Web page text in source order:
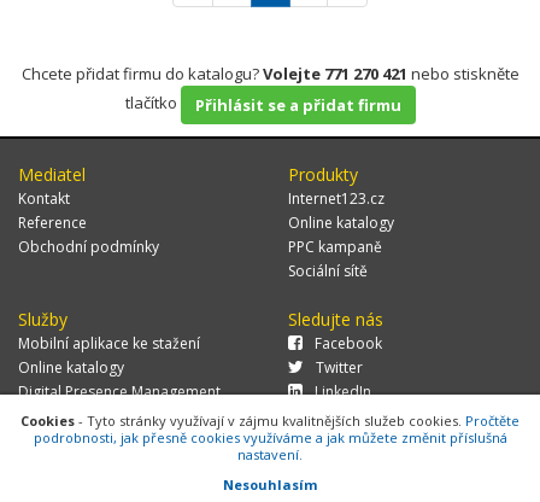
Chcete přidat firmu do katalogu?Volejte 771 270 421 nebo stiskněte
tlačítko
Přihlásit se a přidat firmu
Mediatel
Kontakt
Reference
Obchodní podmínky
Produkty
Internet123.cz
Online katalogy
PPC kampaně
Sociální sítě
Služby
Mobilní aplikace ke stažení
Online katalogy
Digital Presence Management
Více zákazníků
Sledujte nás
Facebook
Twitter
LinkedIn
© 2026 MEDIATEL CZ, s.r.o.,Za Potokem 46/4, 106 00 Praha 10, tel.:
Cookies - Tyto stránky využívají v zájmu kvalitnějších služeb cookies. Pročtěte
podrobnosti, jak přesně cookies využíváme a jak můžete změnit příslušná
nastavení.
Nesouhlasím